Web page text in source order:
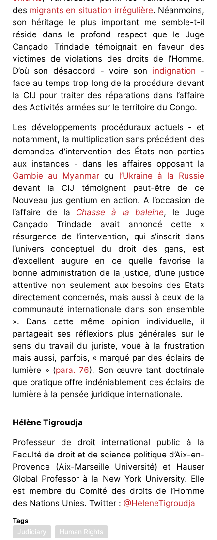
des migrants en situation irrégulière. Néanmoins,
son héritage le plus important me semble-t-il
réside dans le profond respect que le Juge
Cançado Trindade témoignait en faveur des
victimes de violations des droits de l’Homme.
D’où son désaccord - voire son indignation -
face au temps trop long de la procédure devant
la CIJ pour traiter des réparations dans l’affaire
des Activités armées sur le territoire du Congo.
Les développements procéduraux actuels - et
notamment, la multiplication sans précédent des
demandes d’intervention des États non-parties
aux instances - dans les affaires opposant la
Gambie au Myanmar ou l’Ukraine à la Russie
devant la CIJ témoignent peut-être de ce
Nouveau jus gentium en action. A l’occasion de
l’affaire de la Chasse à la baleine, le Juge
Cançado Trindade avait annoncé cette «
résurgence de l’intervention, qui s’inscrit dans
l’univers conceptuel du droit des gens, est
d’excellent augure en ce qu’elle favorise la
bonne administration de la justice, d’une justice
attentive non seulement aux besoins des Etats
directement concernés, mais aussi à ceux de la
communauté internationale dans son ensemble
». Dans cette même opinion individuelle, il
partageait ses réflexions plus générales sur le
sens du travail du juriste, voué à la frustration
mais aussi, parfois, « marqué par des éclairs de
lumière » (para. 76). Son œuvre tant doctrinale
que pratique offre indéniablement ces éclairs de
lumière à la pensée juridique internationale.
Hélène Tigroudja
Professeur de droit international public à la
Faculté de droit et de science politique d’Aix-en-
Provence (Aix-Marseille Université) et Hauser
Global Professor à la New York University. Elle
est membre du Comité des droits de l’Homme
des Nations Unies. Twitter :@HeleneTigroudja
Tags
Judiciary
Human Rights